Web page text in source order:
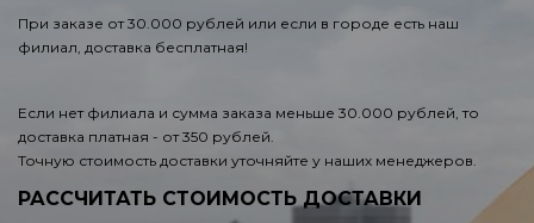
При заказе от 30.000 рублей или если в городе есть наш
филиал, доставка бесплатная!
Если нет филиала и сумма заказа меньше 30.000 рублей, то
доставка платная - от 350 рублей.
Точную стоимость доставки уточняйте у наших менеджеров.
РАССЧИТАТЬ СТОИМОСТЬ ДОСТАВКИ